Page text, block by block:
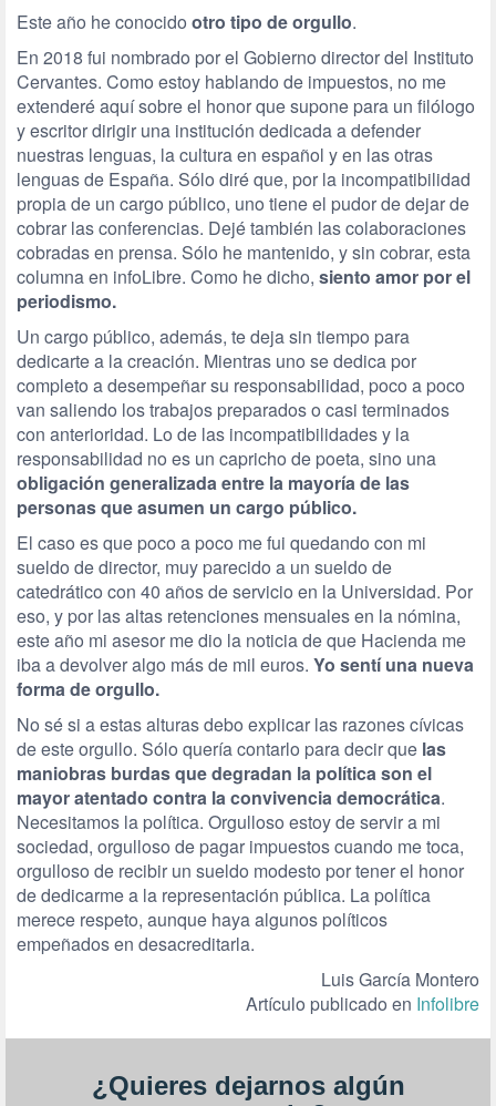
Este año he conocido otro tipo de orgullo.
En 2018 fui nombrado por el Gobierno director del Instituto
Cervantes. Como estoy hablando de impuestos, no me
extenderé aquí sobre el honor que supone para un filólogo
y escritor dirigir una institución dedicada a defender
nuestras lenguas, la cultura en español y en las otras
lenguas de España. Sólo diré que, por la incompatibilidad
propia de un cargo público, uno tiene el pudor de dejar de
cobrar las conferencias. Dejé también las colaboraciones
cobradas en prensa. Sólo he mantenido, y sin cobrar, esta
columna en infoLibre. Como he dicho, siento amor por el
periodismo.
Un cargo público, además, te deja sin tiempo para
dedicarte a la creación. Mientras uno se dedica por
completo a desempeñar su responsabilidad, poco a poco
van saliendo los trabajos preparados o casi terminados
con anterioridad. Lo de las incompatibilidades y la
responsabilidad no es un capricho de poeta, sino una
obligación generalizada entre la mayoría de las
personas que asumen un cargo público.
El caso es que poco a poco me fui quedando con mi
sueldo de director, muy parecido a un sueldo de
catedrático con 40 años de servicio en la Universidad. Por
eso, y por las altas retenciones mensuales en la nómina,
este año mi asesor me dio la noticia de que Hacienda me
iba a devolver algo más de mil euros. Yo sentí una nueva
forma de orgullo.
No sé si a estas alturas debo explicar las razones cívicas
de este orgullo. Sólo quería contarlo para decir que las
maniobras burdas que degradan la política son el
mayor atentado contra la convivencia democrática.
Necesitamos la política. Orgulloso estoy de servir a mi
sociedad, orgulloso de pagar impuestos cuando me toca,
orgulloso de recibir un sueldo modesto por tener el honor
de dedicarme a la representación pública. La política
merece respeto, aunque haya algunos políticos
empeñados en desacreditarla.
Luis García Montero
Artículo publicado en Infolibre
¿Quieres dejarnos algún